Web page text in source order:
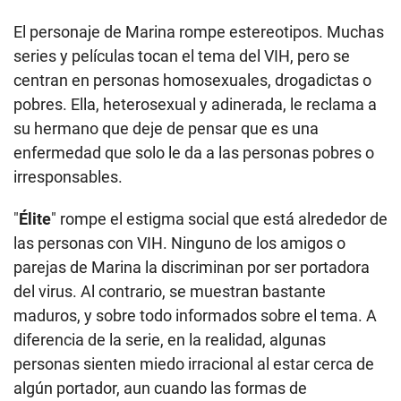
El personaje de Marina rompe estereotipos. Muchas
series y películas tocan el tema del VIH, pero se
centran en personas homosexuales, drogadictas o
pobres. Ella, heterosexual y adinerada, le reclama a
su hermano que deje de pensar que es una
enfermedad que solo le da a las personas pobres o
irresponsables.
"Élite" rompe el estigma social que está alrededor de
las personas con VIH. Ninguno de los amigos o
parejas de Marina la discriminan por ser portadora
del virus. Al contrario, se muestran bastante
maduros, y sobre todo informados sobre el tema. A
diferencia de la serie, en la realidad, algunas
personas sienten miedo irracional al estar cerca de
algún portador, aun cuando las formas de